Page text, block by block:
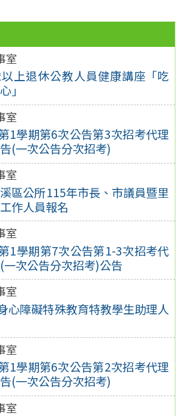
室
上退休公教人員健康講座「吃
」
室
1學期第6次公告第3次招考代理
(一次公告分次招考)
室
區公所115年市長、市議員暨里
作人員報名
室
1學期第7次公告第1-3次招考代
次公告分次招考)公告
室
心障礙特殊教育特教學生助理人
室
1學期第6次公告第2次招考代理
(一次公告分次招考)
室